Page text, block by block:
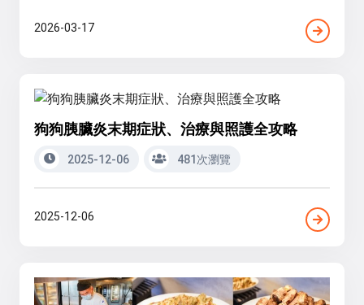
2026-03-17
狗狗胰臟炎末期症狀、治療與照護全攻略
2025-12-06 481次瀏覽
2025-12-06